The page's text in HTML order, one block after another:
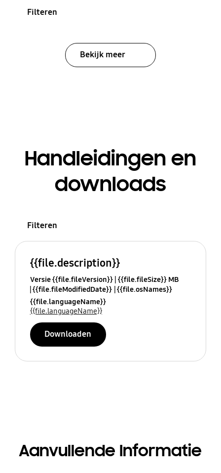
Filteren
Bekijk meer
Handleidingen en
downloads
Filteren
{{file.description}}
Versie {{file.fileVersion}} {{file.fileSize}} MB
{{file.fileModifiedDate}} {{file.osNames}}
{{file.languageName}}
{{file.languageName}}
Downloaden
Aanvullende Informatie